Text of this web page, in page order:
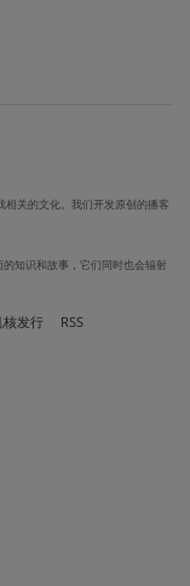
关的文化。我们开发原创的播客
知识和故事，它们同时也会辐射
核发行 RSS